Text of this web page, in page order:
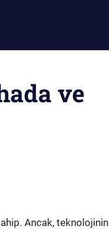
ve
Ancak, teknolojinin